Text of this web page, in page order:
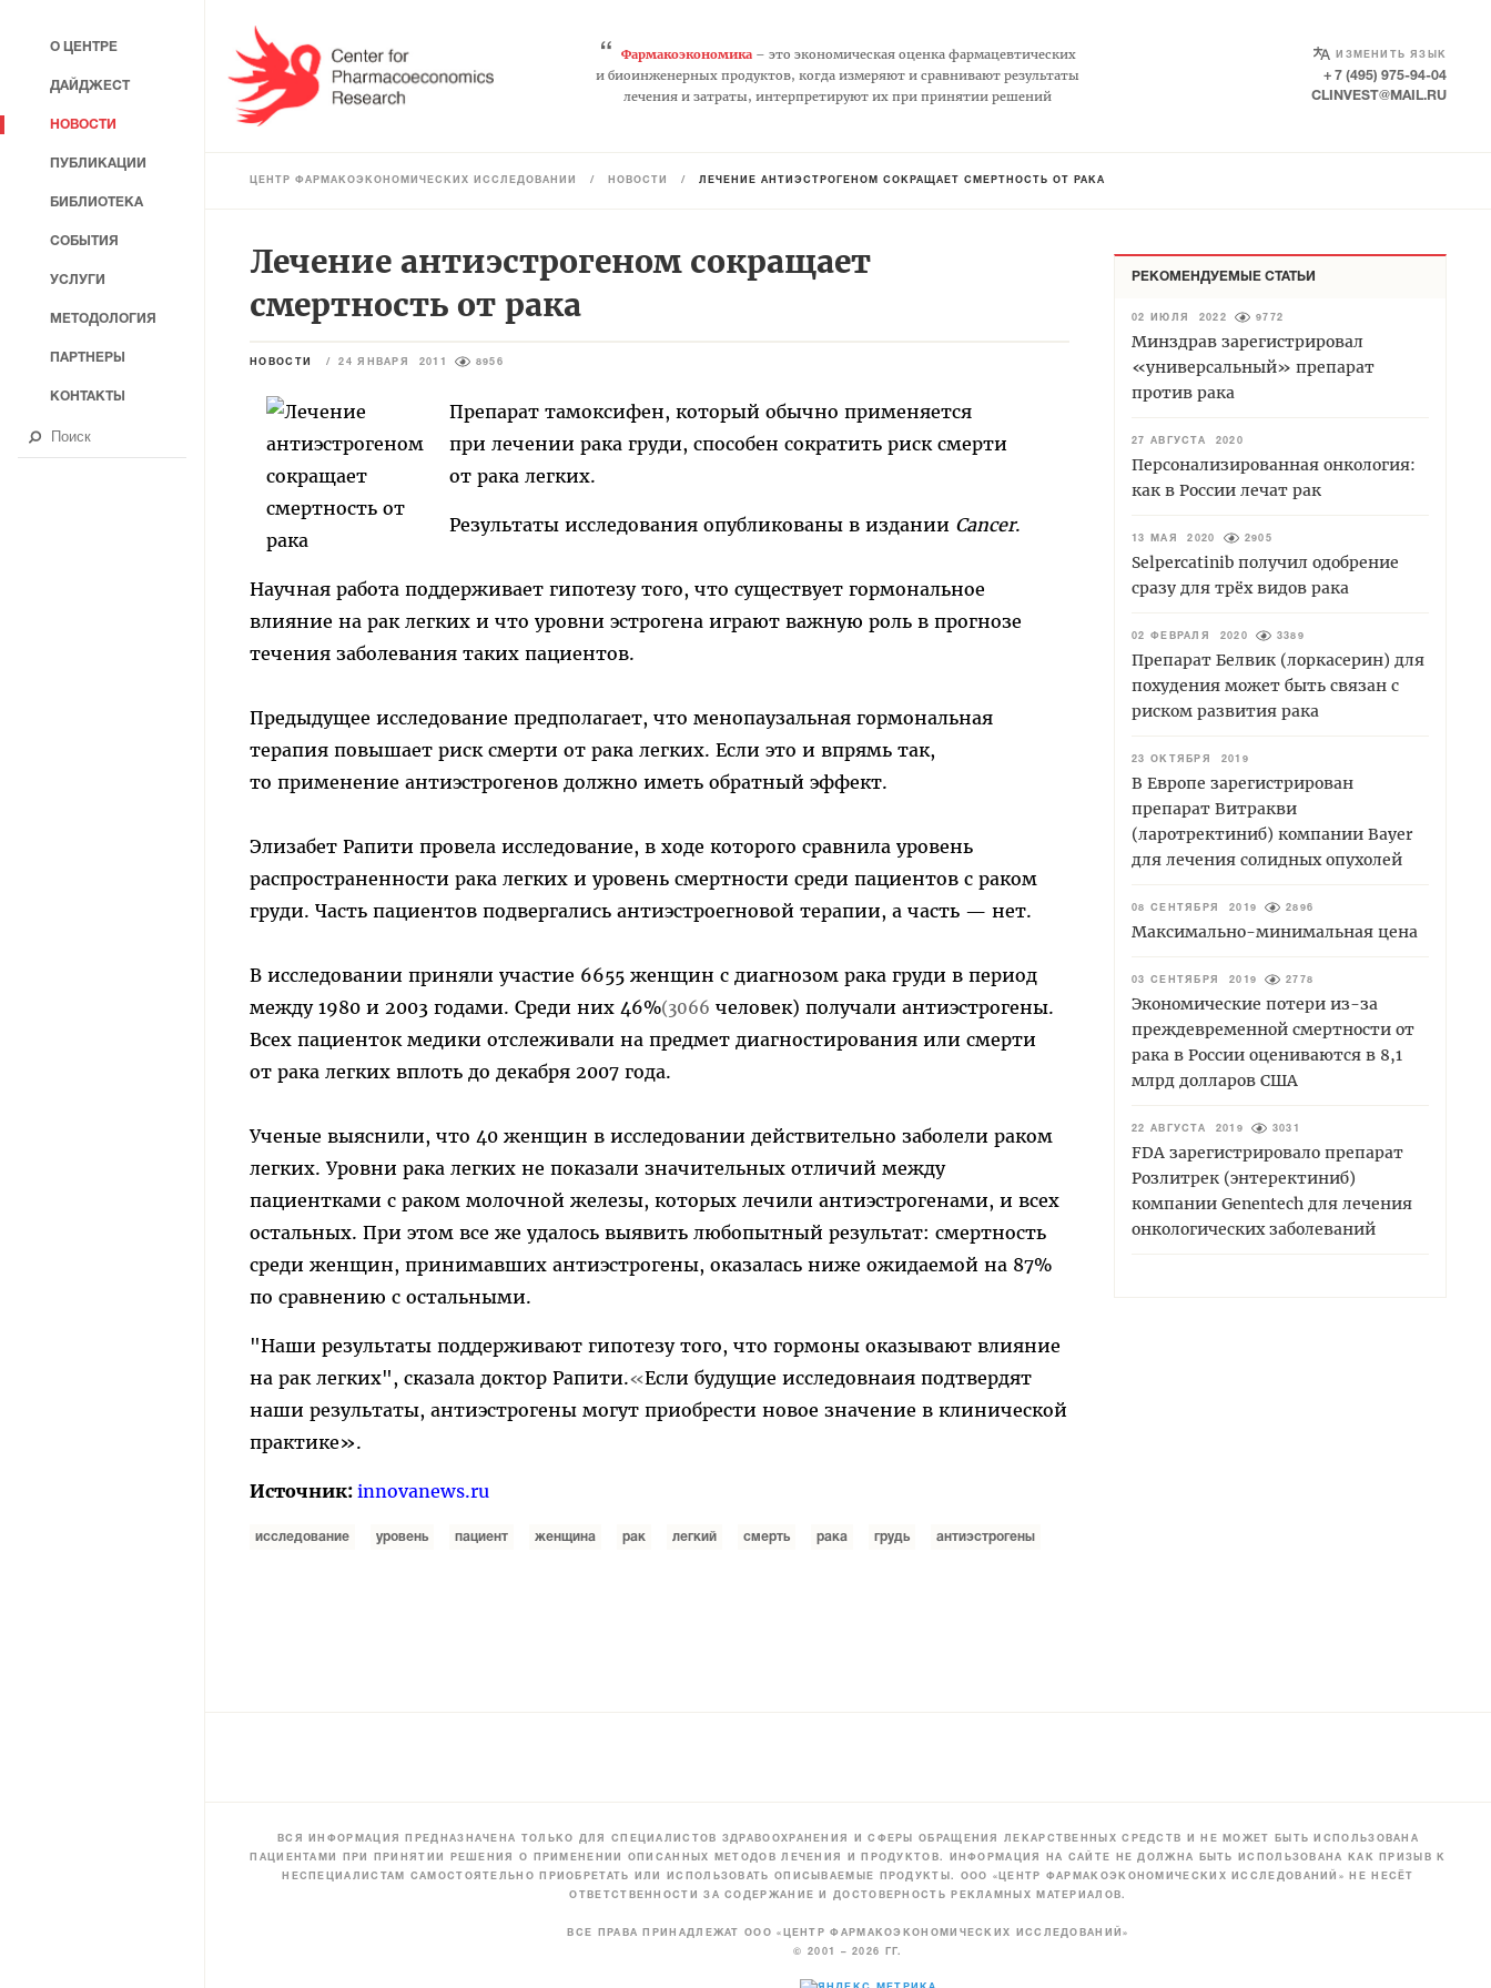
“ Фармакоэкономика– это экономическая оценка фармацевтических
и биоинженерных продуктов, когда измеряют и сравнивают результаты
лечения и затраты, интерпретируют их при принятии решений
ИЗМЕНИТЬ ЯЗЫК
SELECT LANGUAGE
+ 7 (495) 975-94-04
CLINVEST@MAIL.RU
ЦЕНТР ФАРМАКОЭКОНОМИЧЕСКИХ ИССЛЕДОВАНИЙ / НОВОСТИ / ЛЕЧЕНИЕ АНТИЭСТРОГЕНОМ СОКРАЩАЕТ СМЕРТНОСТЬ ОТ РАКА
Лечение антиэстрогеном сокращает
смертность от рака
НОВОСТИ / 24 ЯНВАРЯ 2011 8956
Препарат тамоксифен, который обычно применяется
при лечении рака груди, способен сократить риск смерти
от рака легких.
Результаты исследования опубликованы в издании Cancer.
Научная работа поддерживает гипотезу того, что существует гормональное
влияние на рак легких и что уровни эстрогена играют важную роль в прогнозе
течения заболевания таких пациентов.
Предыдущее исследование предполагает, что менопаузальная гормональная
терапия повышает риск смерти от рака легких. Если это и впрямь так,
то применение антиэстрогенов должно иметь обратный эффект.
Элизабет Рапити провела исследование, в ходе которого сравнила уровень
распространенности рака легких и уровень смертности среди пациентов с раком
груди. Часть пациентов подвергались антиэстроегновой терапии, а часть — нет.
В исследовании приняли участие 6655 женщин с диагнозом рака груди в период
между 1980 и 2003 годами. Среди них 46%(3066 человек) получали антиэстрогены.
Всех пациенток медики отслеживали на предмет диагностирования или смерти
от рака легких вплоть до декабря 2007 года.
Ученые выяснили, что 40 женщин в исследовании действительно заболели раком
легких. Уровни рака легких не показали значительных отличий между
пациентками с раком молочной железы, которых лечили антиэстрогенами, и всех
остальных. При этом все же удалось выявить любопытный результат: смертность
среди женщин, принимавших антиэстрогены, оказалась ниже ожидаемой на 87%
по сравнению с остальными.
"Наши результаты поддерживают гипотезу того, что гормоны оказывают влияние
на рак легких", сказала доктор Рапити.«Если будущие исследовнаия подтвердят
наши результаты, антиэстрогены могут приобрести новое значение в клинической
практике».
Источник: innovanews.ru
исследование уровень пациент женщина рак легкий смерть рака грудь антиэстрогены
РЕКОМЕНДУЕМЫЕ СТАТЬИ
02 ИЮЛЯ 2022 9772
Минздрав зарегистрировал
«универсальный» препарат
против рака
27 АВГУСТА 2020
Персонализированная онкология:
как в России лечат рак
13 МАЯ 2020 2905
Selpercatinib получил одобрение
сразу для трёх видов рака
02 ФЕВРАЛЯ 2020 3389
Препарат Белвик (лоркасерин) для
похудения может быть связан с
риском развития рака
23 ОКТЯБРЯ 2019
В Европе зарегистрирован
препарат Витракви
(ларотректиниб) компании Bayer
для лечения солидных опухолей
08 СЕНТЯБРЯ 2019 2896
Максимально-минимальная цена
03 СЕНТЯБРЯ 2019 2778
Экономические потери из-за
преждевременной смертности от
рака в России оцениваются в 8,1
млрд долларов США
22 АВГУСТА 2019 3031
FDA зарегистрировало препарат
Розлитрек (энтеректиниб)
компании Genentech для лечения
онкологических заболеваний
ВСЯ ИНФОРМАЦИЯ ПРЕДНАЗНАЧЕНА ТОЛЬКО ДЛЯ СПЕЦИАЛИСТОВ ЗДРАВООХРАНЕНИЯ И СФЕРЫ ОБРАЩЕНИЯ ЛЕКАРСТВЕННЫХ СРЕДСТВ И НЕ МОЖЕТ БЫТЬ ИСПОЛЬЗОВАНА
ПАЦИЕНТАМИ ПРИ ПРИНЯТИИ РЕШЕНИЯ О ПРИМЕНЕНИИ ОПИСАННЫХ МЕТОДОВ ЛЕЧЕНИЯ И ПРОДУКТОВ. ИНФОРМАЦИЯ НА САЙТЕ НЕ ДОЛЖНА БЫТЬ ИСПОЛЬЗОВАНА КАК ПРИЗЫВ К
НЕСПЕЦИАЛИСТАМ САМОСТОЯТЕЛЬНО ПРИОБРЕТАТЬ ИЛИ ИСПОЛЬЗОВАТЬ ОПИСЫВАЕМЫЕ ПРОДУКТЫ. ООО «ЦЕНТР ФАРМАКОЭКОНОМИЧЕСКИХ ИССЛЕДОВАНИЙ» НЕ НЕСЁТ
ОТВЕТСТВЕННОСТИ ЗА СОДЕРЖАНИЕ И ДОСТОВЕРНОСТЬ РЕКЛАМНЫХ МАТЕРИАЛОВ.
ВСЕ ПРАВА ПРИНАДЛЕЖАТ ООО «ЦЕНТР ФАРМАКОЭКОНОМИЧЕСКИХ ИССЛЕДОВАНИЙ»
© 2001 – 2026 ГГ.
О ЦЕНТРЕ
ДАЙДЖЕСТ
НОВОСТИ
ПУБЛИКАЦИИ
БИБЛИОТЕКА
СОБЫТИЯ
УСЛУГИ
МЕТОДОЛОГИЯ
ПАРТНЕРЫ
КОНТАКТЫ